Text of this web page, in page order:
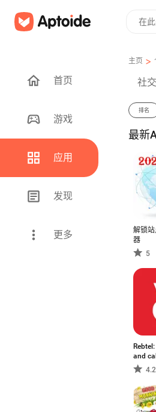
首页
游戏
应用
发现
更多
主页 >
社交
排名
最新
解锁
器
5
and
4.2